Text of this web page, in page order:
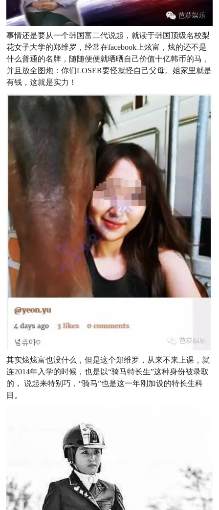
事情还是要从一个韩国富二代说起，就读于韩国顶级名校梨
花女子大学的郑维罗，经常在facebook上炫富，炫的还不是
什么普通的名牌，随随便便就晒晒自己价值十亿韩币的马，
并且放全图炮：你们LOSER要怪就怪自己父母。姐家里就是
有钱，这就是实力！
其实炫炫富也没什么，但是这个郑维罗，从来不来上课，就
连2014年入学的时候，也是以“骑马特长生”这种身份被录取
的， 说起来特别巧，“骑马”也是这一年刚加设的特长生科
目。